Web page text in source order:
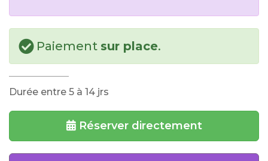
Paiement sur place.
Durée entre 5 à 14 jrs
Réserver directement